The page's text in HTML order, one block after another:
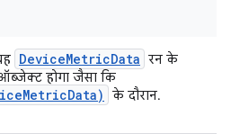
DeviceMetricData रन के
होगा जैसा कि
MetricData) के दौरान.